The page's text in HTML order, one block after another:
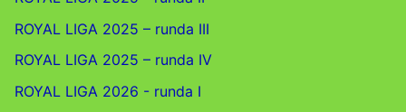
ROYAL LIGA 2025 – runda III
ROYAL LIGA 2025 – runda IV
ROYAL LIGA 2026 - runda I